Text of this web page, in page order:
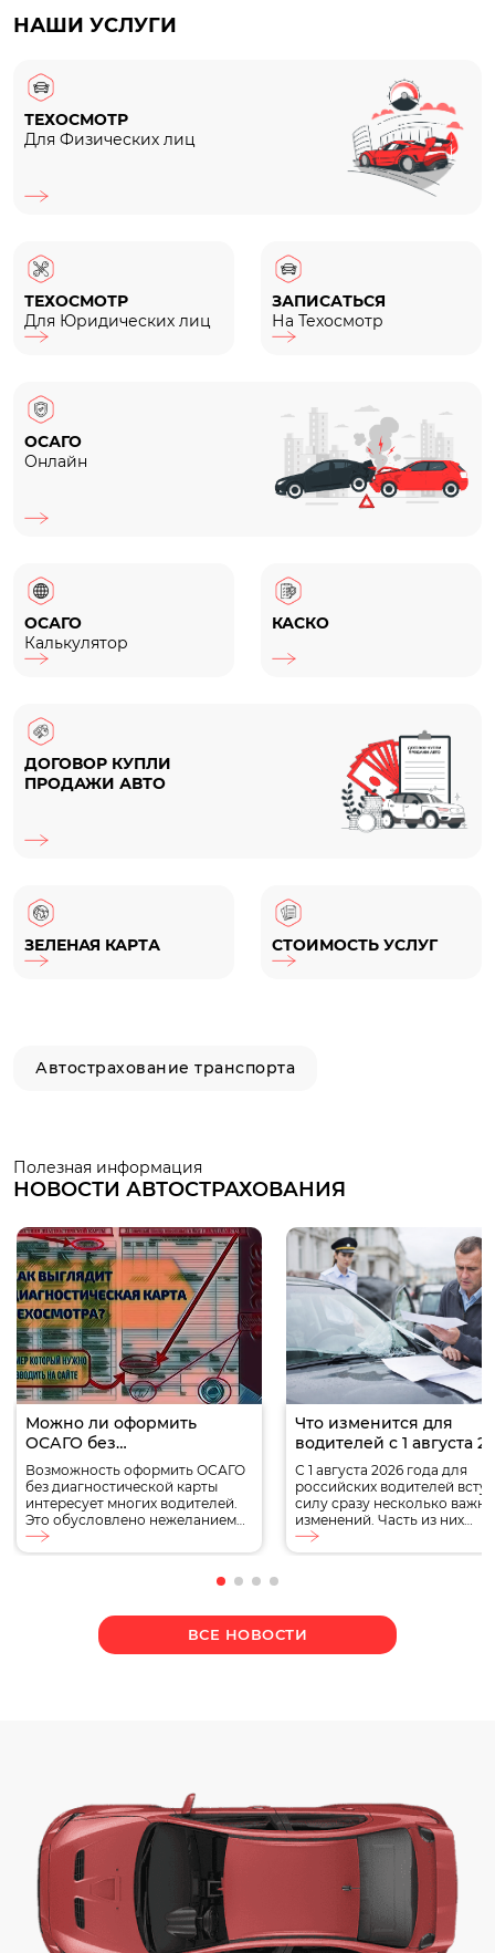
НАШИ УСЛУГИ
ТЕХОСМОТР
Для Физических лиц
ТЕХОСМОТР
Для Юридических лиц
ЗАПИСАТЬСЯ
На Техосмотр
ОСАГО
Онлайн
ОСАГО
Калькулятор
КАСКО
ДОГОВОР КУПЛИ
ПРОДАЖИ АВТО
ЗЕЛЕНАЯ КАРТА СТОИМОСТЬ УСЛУГ
Автострахование транспорта
Полезная информация
НОВОСТИ АВТОСТРАХОВАНИЯ
Можно ли оформить
ОСАГО без
диагностической карты?
Возможность оформить ОСАГО
без диагностической карты
интересует многих водителей.
Это обусловлено нежеланием
проходить государственную
проверку, а также отсутствием
автострахования без
техосмотра, рассмотрим случаи,
в которых возможно
карта? Диагностическая карта
Что изменится для
водителей с 1 августа
года
С 1 августа 2026 года для
российских водителей
силу сразу несколько
изменений. Часть из них
касается обязательного
страхования ОСАГО, другие
обслуживания транспорта.
Кроме того, в августе
продолжат действовать
ВСЕ НОВОСТИ